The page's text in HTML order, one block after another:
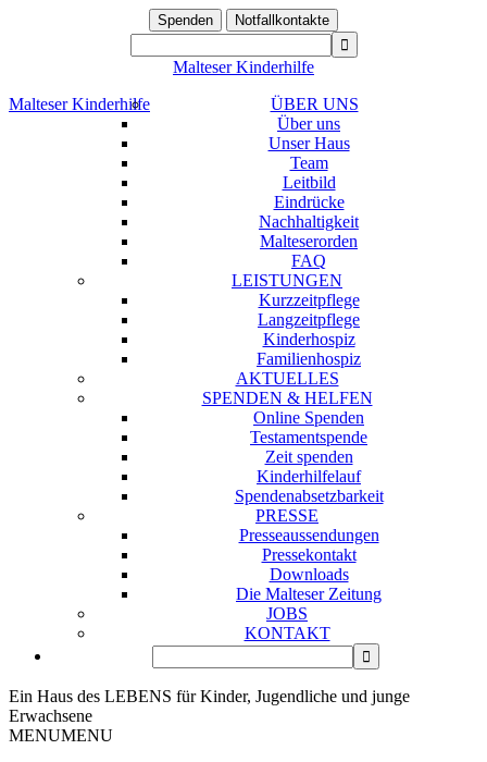
Spenden Notfallkontakte
Malteser Kinderhilfe
Malteser Kinderhilfe
ÜBER UNS
Über uns
Unser Haus
Team
Leitbild
Eindrücke
Nachhaltigkeit
Malteserorden
FAQ
LEISTUNGEN
Kurzzeitpflege
Langzeitpflege
Kinderhospiz
Familienhospiz
AKTUELLES
SPENDEN & HELFEN
Online Spenden
Testamentspende
Zeit spenden
Kinderhilfelauf
Spendenabsetzbarkeit
PRESSE
Presseaussendungen
Pressekontakt
Downloads
Die Malteser Zeitung
JOBS
KONTAKT
Ein Haus des LEBENS für Kinder, Jugendliche und junge
Erwachsene
MENUMENU